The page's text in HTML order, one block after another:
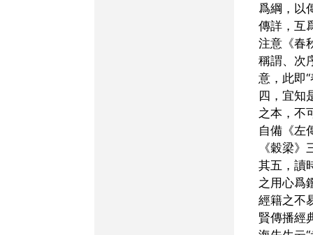
爲綱，以
傳詳，互
注意《春
稱謂、次
意，此即
四，宜知
之本，不
自備《左
《穀梁
其五，讀
之用心爲
經籍之不
賢傳播經